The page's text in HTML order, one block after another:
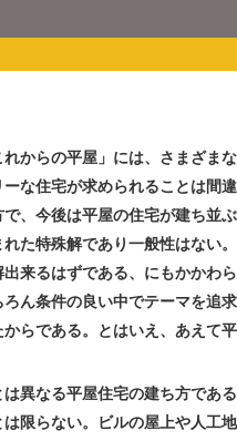
からの平屋」には、さまざま
な住宅が求められることは間
、今後は平屋の住宅が建ち並
た特殊解であり一般性はない
来るはずである、にもかかわ
ん条件の良い中でテーマを追
らである。とはいえ、あえて
異なる平屋住宅の建ち方であ
限らない。ビルの屋上や人工